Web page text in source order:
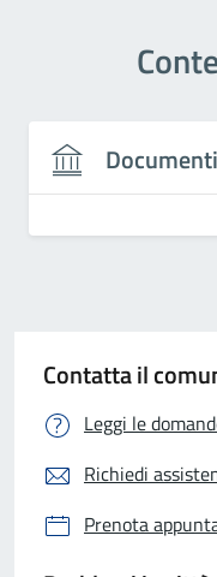
Documenti
Contatta il
Leggi le
Richiedi
Prenota